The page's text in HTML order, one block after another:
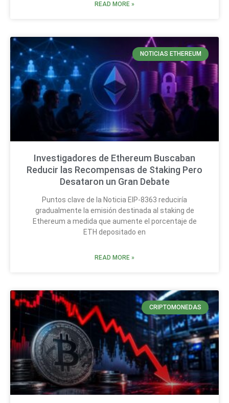
READ MORE »
NOTICIAS ETHEREUM
Investigadores de Ethereum Buscaban
Reducir las Recompensas de Staking Pero
Desataron un Gran Debate
Puntos clave de la Noticia EIP-8363 reduciría
gradualmente la emisión destinada al staking de
Ethereum a medida que aumente el porcentaje de
ETH depositado en
READ MORE »
CRIPTOMONEDAS